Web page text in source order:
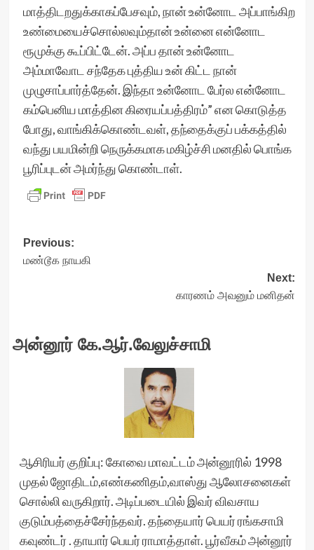
மாத்திடறதுக்காகப்பேசவும், நான் உன்னோட அப்பாங்கிற
உண்மையைச்சொல்லவும்தான் உன்னை என்னோட
ரூமுக்கு கூப்பிட்டேன். அப்ப தான் உன்னோட
அம்மாவோட சந்தேக புத்திய உன் கிட்ட நான்
முழுசாப்பார்த்தேன். இந்தா உன்னோட பேர்ல என்னோட
கம்பெனிய மாத்தின கிரையப்பத்திரம்” என கொடுத்த
போது, வாங்கிக்கொண்டவள், தந்தைக்குப் பக்கத்தில்
வந்து பயமின்றி நெருக்கமாக மகிழ்ச்சி மனதில் பொங்க
பூரிப்புடன் அமர்ந்து கொண்டாள்.
Post
navigation
Previous:
மண்டூக நாயகி
Next:
காரணம் அவனும் மனிதன்
அன்னூர் கே.ஆர்.வேலுச்சாமி
ஆசிரியர் குறிப்பு: கோவை மாவட்டம் அன்னூரில் 1998
முதல் ஜோதிடம்,எண்கணிதம்,வாஸ்து ஆலோசனைகள்
சொல்லி வருகிறார். அடிப்படையில் இவர் விவசாய
குடும்பத்தைச்சேர்ந்தவர். தந்தையார் பெயர் ரங்கசாமி
கவுண்டர் . தாயார் பெயர் ராமாத்தாள். பூர்வீகம் அன்னூர்